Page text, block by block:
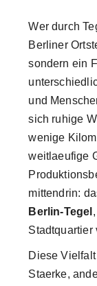
Wer durch
Berliner
sondern ein
und
sich ruhige
wenige
weitlaeufige
mittendrin:
Berlin-Tegel
Stadtquartier
Diese
Staerke,